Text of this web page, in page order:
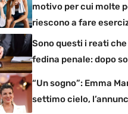
motivo per cui molte
riescono a fare
Sono questi i reati
fedina penale: dopo
“Un sogno”: Emma
settimo cielo,